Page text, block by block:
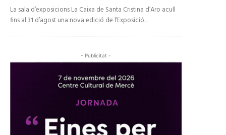
La sala d’exposicions La Caixa de Santa Cristina d’Aro acull
fins al 31 d’agost una nova edició de l’Exposició...
- Publicitat -